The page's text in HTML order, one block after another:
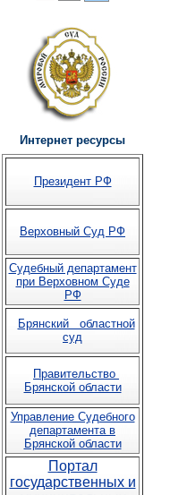
Интернет ресурсы
Президент РФ
Верховный Суд РФ
Судебный департамент
при Верховном Суде
РФ
Брянский областной
суд
Правительство
Брянской области
Управление Судебного
департамента в
Брянской области
Портал
государственных и